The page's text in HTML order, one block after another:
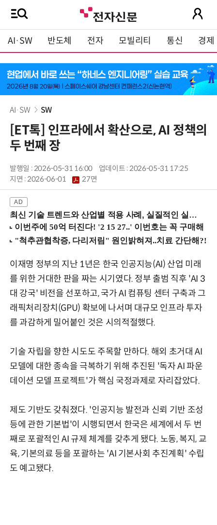
AI·SW 반도체 전자 모빌리티 통신 경제
AI·SW SW
[ET톡] 인프라에서 확산으로, AI 정책의
두 번째 장
발행일 : 2026-05-31 16:00
업데이트 : 2026-05-31 17:25
지면 :2026-06-01 27면
최신 기술 트렌드와 산업별 적용 사례, 실질적인 실행 전략을 공유 (9/18 양재역)
이재명 정부의 지난 1년은 한국 인공지능(AI) 산업 미래
를 위한 거대한 판을 짜는 시기였다. 정부 출범 직후 'AI 3
대 강국' 비전을 선포하고, 국가 AI 컴퓨팅 센터 구축과 그
래픽처리장치(GPU) 확보에 나서며 대규모 인프라 투자
를 과감하게 밀어붙인 것은 시의적절했다.
기술 자립을 향한 시도도 주목할 만하다. 해외 초거대 AI
모델에 대한 종속을 극복하기 위해 추진된 '독자 AI 파운
데이션 모델 프로젝트'가 핵심 국정과제로 자리잡았다.
제도 기반도 갖춰졌다. '인공지능 발전과 신뢰 기반 조성
등에 관한 기본법'이 시행되면서 한국은 세계에서 두 번
째로 포괄적인 AI 규제 체계를 갖추게 됐다. 노동, 복지, 교
육, 기본의료 등을 포괄하는 'AI 기본사회 추진계획' 수립
도 예고됐다.